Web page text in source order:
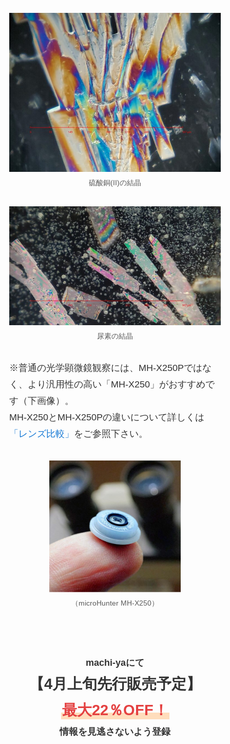
硫酸銅(II)の結晶
尿素の結晶
※普通の光学顕微鏡観察には、MH-X250Pではな
く、より汎用性の高い「MH-X250」がおすすめで
す（下画像）。
MH-X250とMH-X250Pの違いについて詳しくは
「レンズ比較」 をご参照下さい。
（microHunter MH-X250）
machi-yaにて
【4月上旬先行販売予定】
最大22％OFF！
情報を見逃さないよう登録